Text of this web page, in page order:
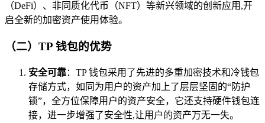
（DeFi）、非同质化代币（NFT）等新兴领域的创新应用,开
启全新的加密资产使用体验。
（二）TP 钱包的优势
安全可靠：TP 钱包采用了先进的多重加密技术和冷钱包
存储方式，如同为用户的资产加上了层层坚固的“防护
锁”，全方位保障用户的资产安全，它还支持硬件钱包连
接，进一步增强了安全性,让用户的资产万无一失。